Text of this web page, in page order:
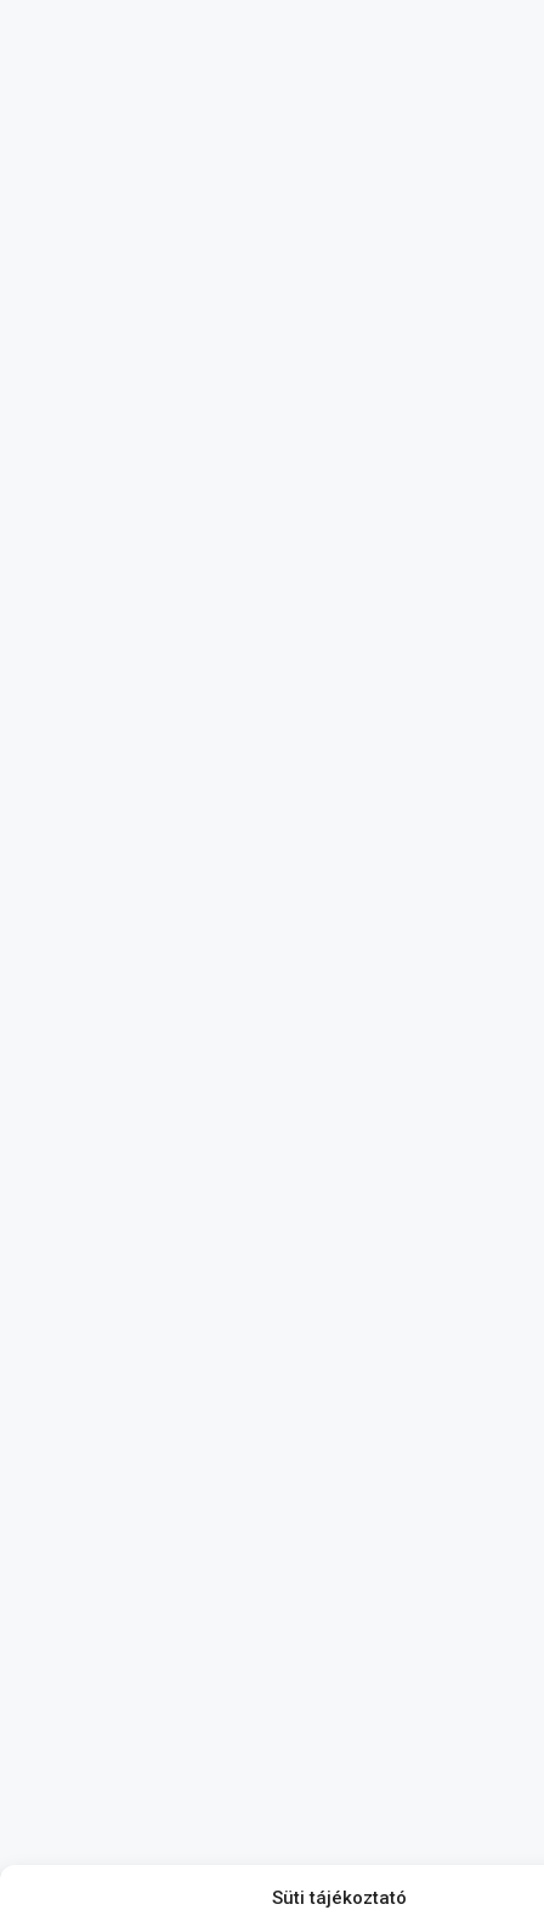
Süti tájékoztató